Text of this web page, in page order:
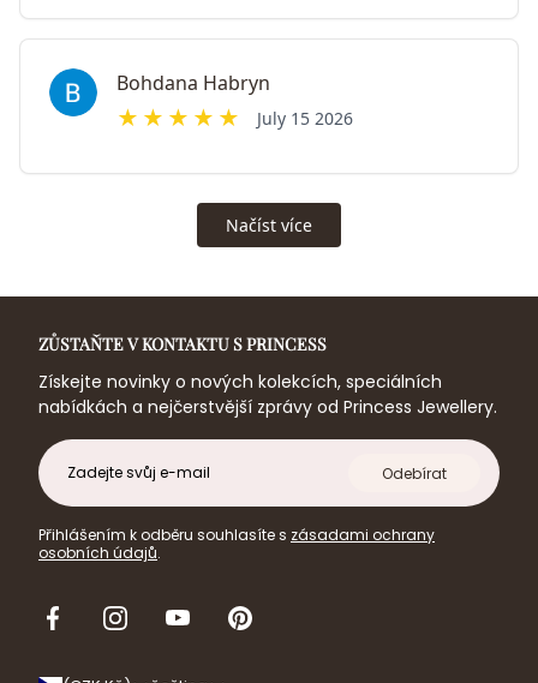
ZŮSTAŇTE V KONTAKTU S PRINCESS
Získejte novinky o nových kolekcích, speciálních
nabídkách a nejčerstvější zprávy od Princess Jewellery.
E-
mail
Odebírat
Přihlášením k odběru souhlasíte s zásadami ochrany
osobních údajů.
FacebookInstagramYoutubePinterest